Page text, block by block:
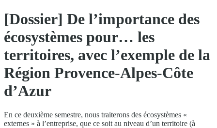
[Dossier] De l’importance des
écosystèmes pour… les
territoires, avec l’exemple de la
Région Provence-Alpes-Côte
d’Azur
En ce deuxième semestre, nous traiterons des écosystèmes «
externes » à l’entreprise, que ce soit au niveau d’un territoire (à